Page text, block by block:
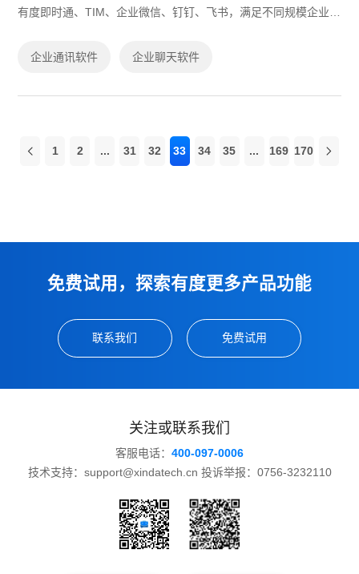
有度即时通、TIM、企业微信、钉钉、飞书，满足不同规模企业的
帮助企业提升办公效率。
企业通讯软件 企业聊天软件
1 2 ... 31 32 33 34 35 ... 169 170
免费试用，探索有度更多产品功能
联系我们 免费试用
关注或联系我们
客服电话： 400-097-0006
技术支持：support@xindatech.cn 投诉举报：0756-3232110